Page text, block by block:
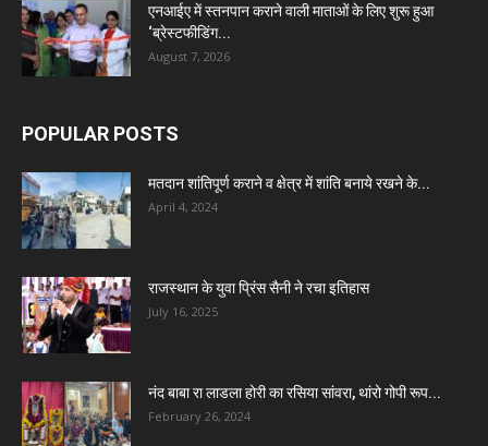
एनआईए में स्तनपान कराने वाली माताओं के लिए शुरू हुआ
‘ब्रेस्टफीडिंग...
August 7, 2026
POPULAR POSTS
मतदान शांतिपूर्ण कराने व क्षेत्र में शांति बनाये रखने के...
April 4, 2024
राजस्थान के युवा प्रिंस सैनी ने रचा इतिहास
July 16, 2025
नंद बाबा रा लाडला होरी का रसिया सांवरा, थांरो गोपी रूप...
February 26, 2024